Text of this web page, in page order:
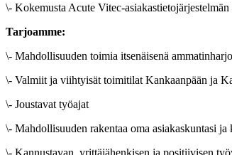
\- Kokemusta Acute Vitec-asiakastietojärjestelmän
Tarjoamme:
\- Mahdollisuuden toimia itsenäisenä
\- Valmiit ja viihtyisät toimitilat Kankaanpään ja
\- Joustavat työajat
\- Mahdollisuuden rakentaa oma asiakaskuntasi
\- Kannustavan, yrittäjähenkisen ja positiivisen